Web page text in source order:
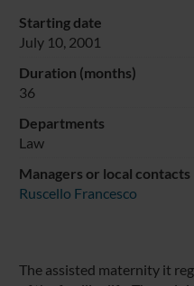
Starting date
July 10, 2001
Duration (months)
36
Departments
Law
Managers or local contacts
Ruscello Francesco
The assisted maternity it